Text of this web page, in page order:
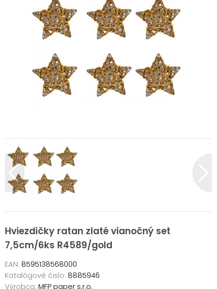
Hviezdičky ratan zlaté vianočný set
7,5cm/6ks R4589/gold
EAN: 8595138568000
Katalógové čislo: 8885946
Výrobca: MFP paper s.r.o.